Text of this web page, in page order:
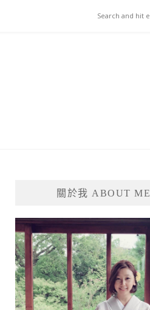
關於我 ABOUT ME